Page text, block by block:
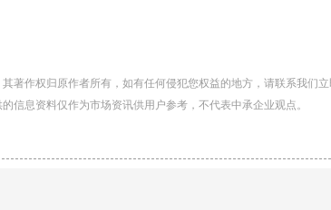
著作权归原作者所有，如有任何侵犯您权益的地方，请联系我们立
信息资料仅作为市场资讯供用户参考，不代表中承企业观点。